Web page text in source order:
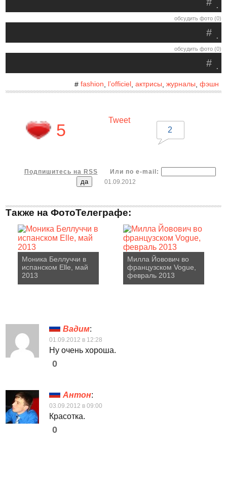
.
обсудить фото (0)
.
#
обсудить фото (0)
.
#
# fashion l’officiel актрисы журналы фэшн
5
Tweet
2
Подпишитесь на RSS
Или по e-mail:
01.09.2012
Также на ФотоТелеграфе:
Моника Беллуччи в
испанском Elle, май
2013
Милла Йовович во
французском Vogue,
февраль 2013
Вадим:
01.09.2012 в 12:28
Ну очень хороша.
0
Антон:
03.09.2012 в 09:00
Красотка.
0